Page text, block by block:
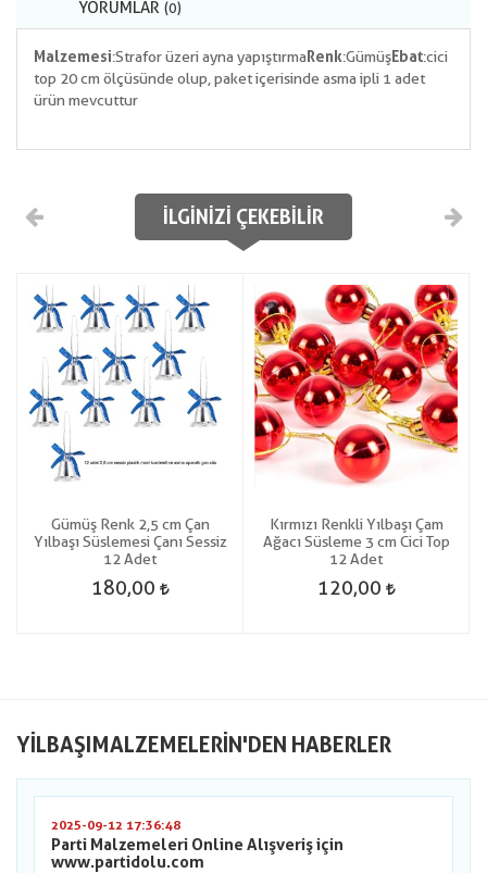
YORUMLAR (0)
Malzemesi:Strafor üzeri ayna yapıştırma Renk:GümüşEbat:cici
top 20 cm ölçüsünde olup, paket içerisinde asma ipli 1 adet
ürün mevcuttur
İLGINIZI ÇEKEBILIR
Gümüş Renk 2,5 cm Çan
Yılbaşı Süslemesi Çanı Sessiz
12 Adet
180,00
Kırmızı Renkli Yılbaşı Çam
Ağacı Süsleme 3 cm Cici Top
12 Adet
120,00
YILBAŞIMALZEMELERIN'DEN HABERLER
2025-09-12 17:36:48
Parti Malzemeleri Online Alışveriş için
www.partidolu.com